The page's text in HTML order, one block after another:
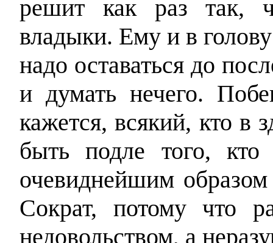
решит как раз так,
владыки. Ему и в
надо оставаться до
и думать нечего.
кажется, всякий, кто в
быть подле того,
очевиднейшим
Сократ, потому что
недовольством, а